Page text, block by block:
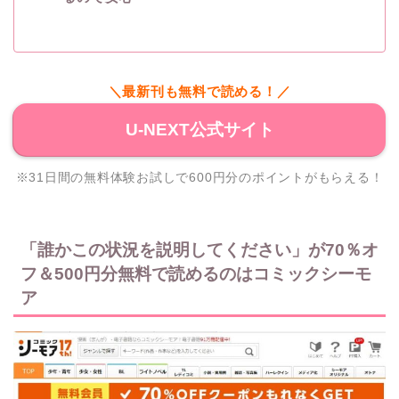
＼最新刊も無料で読める！／
U-NEXT公式サイト
※31日間の無料体験お試しで600円分のポイントがもらえる！
「誰かこの状況を説明してください」が70％オ
フ＆500円分無料で読めるのはコミックシーモ
ア